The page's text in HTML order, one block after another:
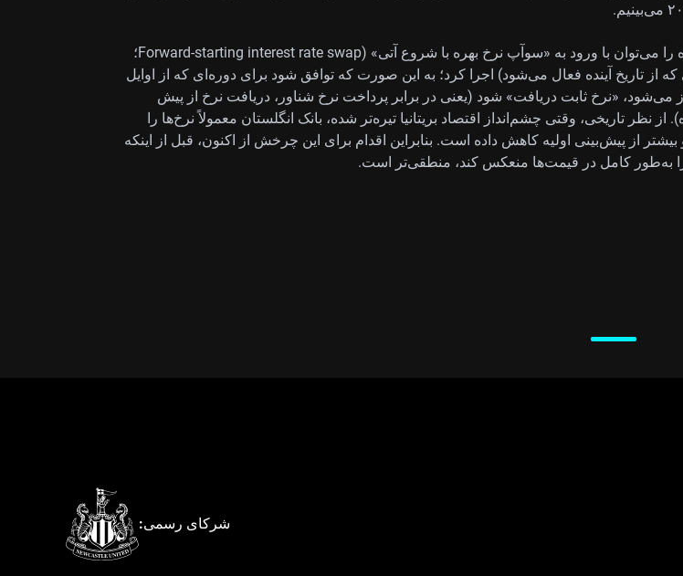
این دیدگاه را می‌توان با ورود به «سوآپ نرخ بهره با شروع آتی» (Forward-starting interest rate swap؛
که از تاریخ آینده فعال می‌شود) اجرا کرد؛ به این صورت که توافق شود برای دوره‌ای که از اوایل
آغاز می‌شود، «نرخ ثابت دریافت» شود (یعنی در برابر پرداخت نرخ شناور، دریافت نرخ از پیش
از نظر تاریخی، وقتی چشم‌انداز اقتصاد بریتانیا تیره‌تر شده، بانک انگلستان معمولاً نرخ‌ها را
از پیش‌بینی اولیه کاهش داده است. بنابراین اقدام برای این چرخش از اکنون، قبل از اینکه
را به‌طور کامل در قیمت‌ها منعکس کند، منطقی‌تر است.
شرکای رسمی: